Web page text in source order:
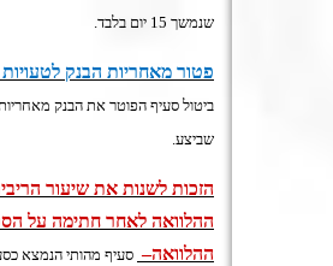
שנמשך 15 יום בלבד
.
פטור מאחריות הבנק
ביטול סעיף הפוטר את הבנק
שביצע.
הזכות לשנות את שיעור
ההלוואה לאחר חתימה על
ההלוואה– סעיף מהותי הנמצא